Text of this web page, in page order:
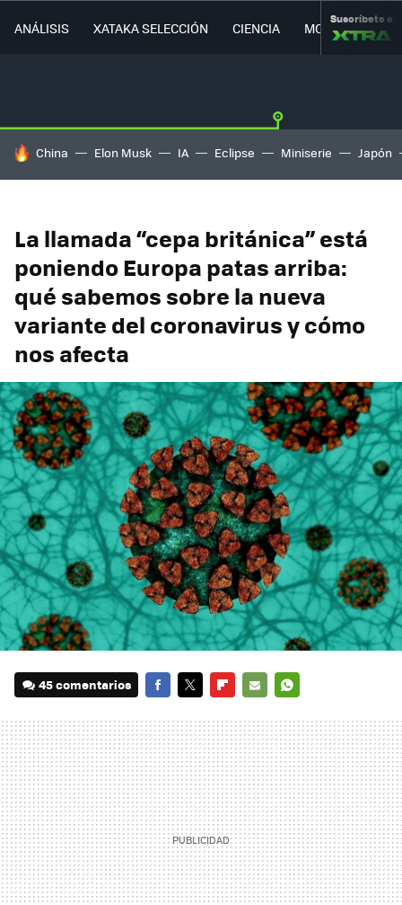
ANÁLISIS XATAKA SELECCIÓN CIENCIA MOVILIDAD
Suscríbete a
HOY SE HABLA DE
China Elon Musk IA Eclipse Miniserie Japón
La llamada “cepa británica” está
poniendo Europa patas arriba:
qué sabemos sobre la nueva
variante del coronavirus y cómo
nos afecta
45 comentarios
MAIL